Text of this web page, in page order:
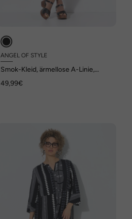
ANGEL OF STYLE
Smok-Kleid, ärmellose A-Linie,
49,99€